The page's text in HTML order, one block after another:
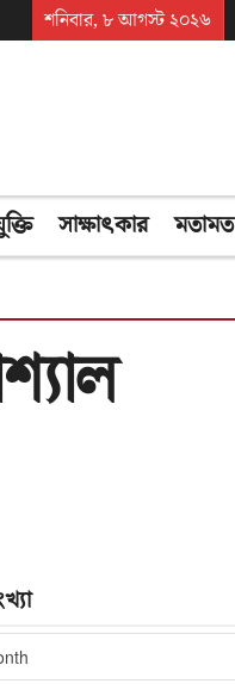
শনিবার, ৮ আগস্ট ২০২৬
সাক্ষাৎকার মতামত